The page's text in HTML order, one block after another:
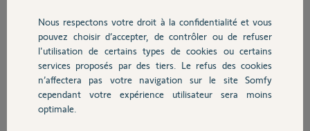
Nous respectons votre droit à la confidentialité et vous
pouvez choisir d’accepter, de contrôler ou de refuser
l'utilisation de certains types de cookies ou certains
services proposés par des tiers. Le refus des cookies
n’affectera pas votre navigation sur le site Somfy
cependant votre expérience utilisateur sera moins
optimale.